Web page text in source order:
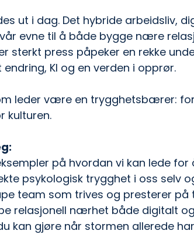
ut i dag. Det hybride arbeidsliv,
evne til å både bygge nære
sterkt press påpeker en rekke
KI og en verden i opprør.
leder være en trygghetsbærer:
kulturen.
på hvordan vi kan lede for
psykologisk trygghet i oss selv
team som trives og presterer på
relasjonell nærhet både digitalt
kan gjøre når stormen allerede